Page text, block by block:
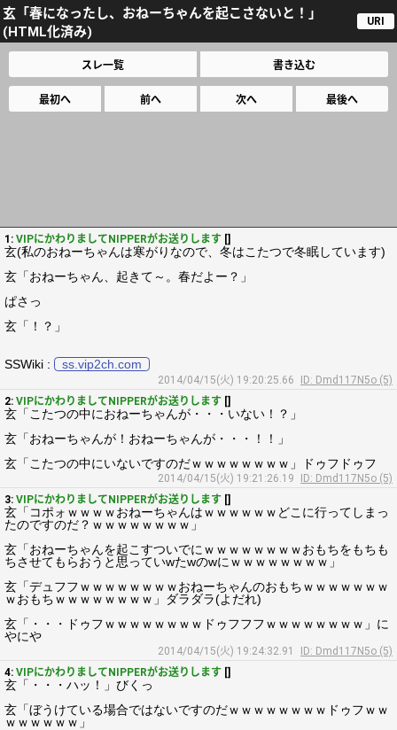
玄「春になったし、おねーちゃんを起こさないと！」
(HTML化済み)
URI
スレ一覧 書き込む
最初へ 前へ 次へ 最後へ
1: VIPにかわりましてNIPPERがお送りします []
玄(私のおねーちゃんは寒がりなので、冬はこたつで冬眠しています)
玄「おねーちゃん、起きて～。春だよー？」
ぱさっ
玄「！？」
SSWiki : ss.vip2ch.com
2014/04/15(火) 19:20:25.66
ID: Dmd117N5o (5)
2: VIPにかわりましてNIPPERがお送りします []
玄「こたつの中におねーちゃんが・・・いない！？」
玄「おねーちゃんが！おねーちゃんが・・・！！」
玄「こたつの中にいないですのだｗｗｗｗｗｗｗｗ」ドゥフドゥフ
2014/04/15(火) 19:21:26.19
ID: Dmd117N5o (5)
3: VIPにかわりましてNIPPERがお送りします []
玄「コポォｗｗｗｗおねーちゃんはｗｗｗｗｗｗどこに行ってしまっ
たのですのだ？ｗｗｗｗｗｗｗｗ」
玄「おねーちゃんを起こすついでにｗｗｗｗｗｗｗｗおもちをもちも
ちさせてもらおうと思っていwたwのwにｗｗｗｗｗｗｗｗ」
玄「デュフフｗｗｗｗｗｗｗｗおねーちゃんのおもちｗｗｗｗｗｗｗ
ｗおもちｗｗｗｗｗｗｗｗ」ダラダラ(よだれ)
玄「・・・ドゥフｗｗｗｗｗｗｗｗドゥフフフｗｗｗｗｗｗｗｗ」に
やにや
2014/04/15(火) 19:24:32.91
ID: Dmd117N5o (5)
4: VIPにかわりましてNIPPERがお送りします []
玄「・・・ハッ！」びくっ
玄「ぼうけている場合ではないですのだｗｗｗｗｗｗｗｗドゥフｗｗ
ｗｗｗｗｗｗ」